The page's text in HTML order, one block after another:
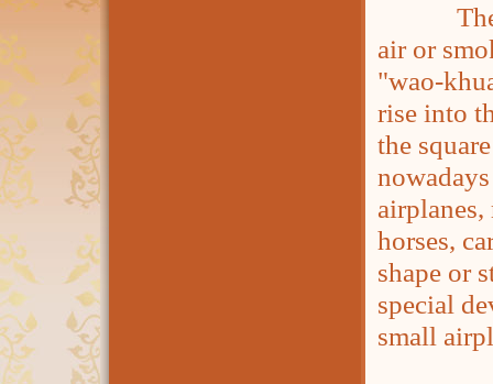
The
air or
"wao-
rise into
the
horses,
shape or
special
small